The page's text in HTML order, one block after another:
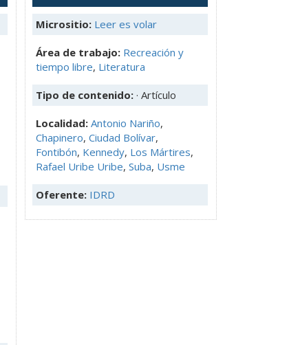
Micrositio: Leer es volar
Área de trabajo: Recreación y
tiempo libre, Literatura
Tipo de contenido: · Artículo
Localidad: Antonio Nariño,
Chapinero, Ciudad Bolívar,
Fontibón, Kennedy, Los Mártires,
Rafael Uribe Uribe, Suba, Usme
Oferente: IDRD